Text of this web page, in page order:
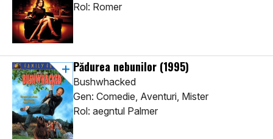
Rol: Romer
Pădurea nebunilor (1995)
Bushwhacked
Gen: Comedie, Aventuri, Mister
Rol: aegntul Palmer